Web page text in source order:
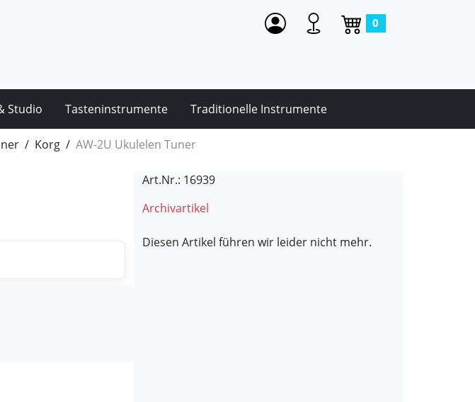
0
Studio Tasteninstrumente Traditionelle Instrumente
Korg AW-2U Ukulelen Tuner
Art.Nr.: 16939
Archivartikel
Diesen Artikel führen wir leider nicht mehr.